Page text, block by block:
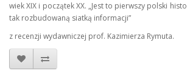
wiek XIX i początek XX. „Jest to pierwszy polski
tak rozbudowaną siatką informacji”
z recenzji wydawniczej prof. Kazimierza Rymuta.